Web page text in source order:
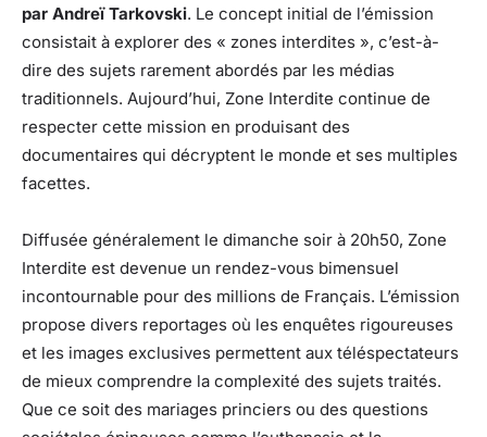
par Andreï Tarkovski. Le concept initial de l’émission
consistait à explorer des « zones interdites », c’est-à-
dire des sujets rarement abordés par les médias
traditionnels. Aujourd’hui, Zone Interdite continue de
respecter cette mission en produisant des
documentaires qui décryptent le monde et ses multiples
facettes.
Diffusée généralement le dimanche soir à 20h50, Zone
Interdite est devenue un rendez-vous bimensuel
incontournable pour des millions de Français. L’émission
propose divers reportages où les enquêtes rigoureuses
et les images exclusives permettent aux téléspectateurs
de mieux comprendre la complexité des sujets traités.
Que ce soit des mariages princiers ou des questions